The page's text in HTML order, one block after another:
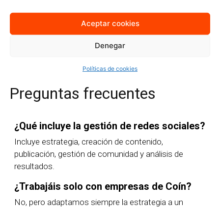
Aceptar cookies
Denegar
Políticas de cookies
Quiero más información
Preguntas frecuentes
¿Qué incluye la gestión de redes sociales?
Incluye estrategia, creación de contenido,
publicación, gestión de comunidad y análisis de
resultados.
¿Trabajáis solo con empresas de Coín?
No, pero adaptamos siempre la estrategia a un